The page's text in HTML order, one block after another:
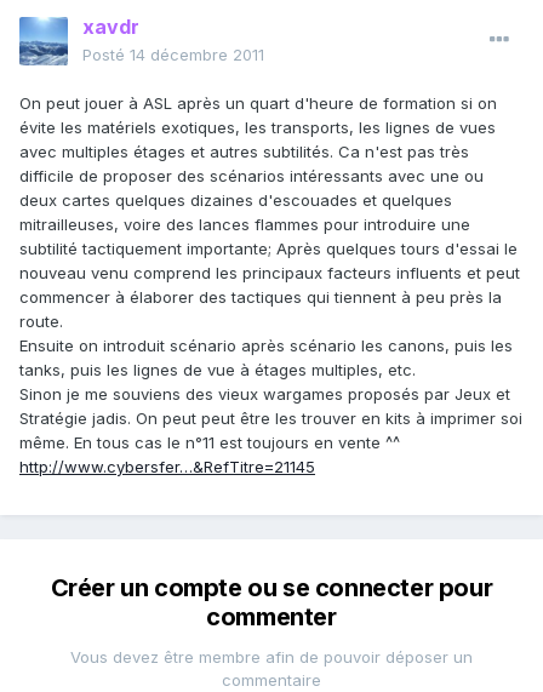
xavdr
Posté 14 décembre 2011
On peut jouer à ASL après un quart d'heure de formation si on
évite les matériels exotiques, les transports, les lignes de vues
avec multiples étages et autres subtilités. Ca n'est pas très
difficile de proposer des scénarios intéressants avec une ou
deux cartes quelques dizaines d'escouades et quelques
mitrailleuses, voire des lances flammes pour introduire une
subtilité tactiquement importante; Après quelques tours d'essai le
nouveau venu comprend les principaux facteurs influents et peut
commencer à élaborer des tactiques qui tiennent à peu près la
route.
Ensuite on introduit scénario après scénario les canons, puis les
tanks, puis les lignes de vue à étages multiples, etc.
Sinon je me souviens des vieux wargames proposés par Jeux et
Stratégie jadis. On peut peut être les trouver en kits à imprimer soi
même. En tous cas le n°11 est toujours en vente ^^
http://www.cybersfer…&RefTitre=21145
Créer un compte ou se connecter pour
commenter
Vous devez être membre afin de pouvoir déposer un
commentaire